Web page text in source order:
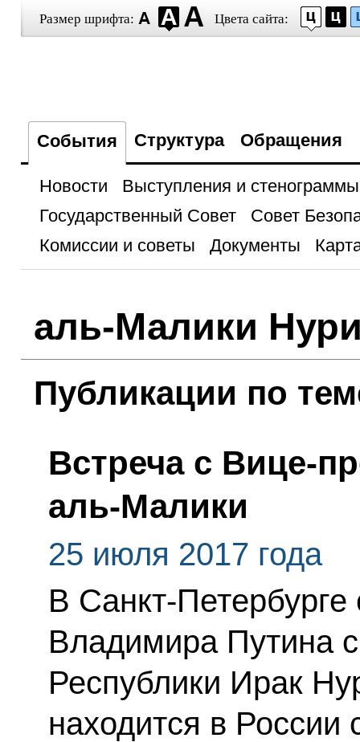
Размер шрифта: Цвета сайта:
События Структура Обращения
Новости
Выступления и стенограммы
Государственный Совет
Совет
Комиссии и советы
Документы
аль-Малики
Публикации по
Встреча с Вице-
аль-Малики
25 июля 2017 года
В Санкт-Петербурге
Владимира Путина
Республики Ирак
находится в России